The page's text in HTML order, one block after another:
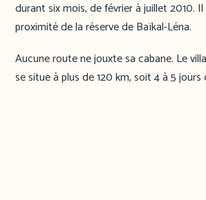
durant six mois, de février à juillet 2010.
proximité de la réserve de Baïkal-Léna.
Aucune route ne jouxte sa cabane. Le
se situe à plus de 120 km, soit 4 à 5 jours